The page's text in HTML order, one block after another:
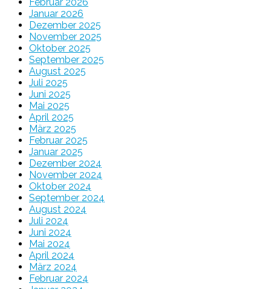
Januar 2026
Dezember 2025
November 2025
Oktober 2025
September 2025
August 2025
Juli 2025
Juni 2025
Mai 2025
April 2025
März 2025
Februar 2025
Januar 2025
Dezember 2024
November 2024
Oktober 2024
September 2024
August 2024
Juli 2024
Juni 2024
Mai 2024
April 2024
März 2024
Februar 2024